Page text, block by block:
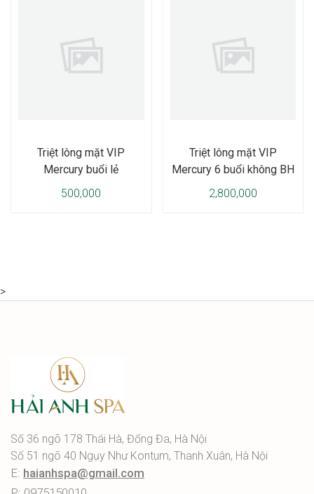
Triệt lông mặt VIP
Mercury buổi lẻ
500,000
Triệt lông mặt VIP
Mercury 6 buổi không BH
2,800,000
>
Số 36 ngõ 178 Thái Hà, Đống Đa, Hà Nội
Số 51 ngõ 40 Ngụy Như Kontum, Thanh Xuân, Hà Nội
E: haianhspa@gmail.com